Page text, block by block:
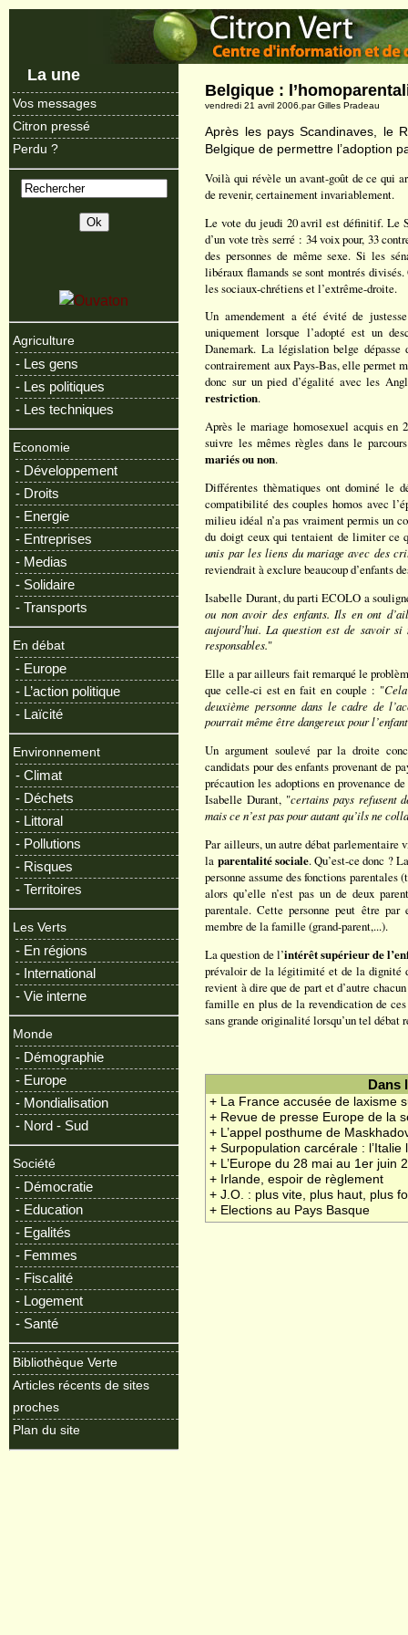
La une
Vos messages
Citron pressé
Perdu ?
Agriculture
- Les gens
- Les politiques
- Les techniques
Economie
- Développement
- Droits
- Energie
- Entreprises
- Medias
- Solidaire
- Transports
En débat
- Europe
- L’action politique
- Laïcité
Environnement
- Climat
- Déchets
- Littoral
- Pollutions
- Risques
- Territoires
Les Verts
- En régions
- International
- Vie interne
Monde
- Démographie
- Europe
- Mondialisation
- Nord - Sud
Société
- Démocratie
- Education
- Egalités
- Femmes
- Fiscalité
- Logement
- Santé
Bibliothèque Verte
Articles récents de sites
proches
Plan du site
Belgique :
vendredi 21 avril 2006.par Gilles Pradeau
Après les pays Scandinaves, le
Belgique de permettre l’adoption
Voilà qui révèle un avant-goût de ce qui
de revenir, certainement invariablement.
Le vote du jeudi 20 avril est définitif. Le
d’un vote très serré : 34 voix pour, 33
des personnes de même sexe. Si les
libéraux flamands se sont montrés
les sociaux-chrétiens et l’extrême-droite.
Un amendement a été évité de
uniquement lorsque l’adopté est un
Danemark. La législation belge
contrairement aux Pays-Bas, elle permet
donc sur un pied d’égalité avec les
restriction.
Après le mariage homosexuel acquis en
suivre les mêmes règles dans le
mariés ou non.
Différentes thèmatiques ont dominé le
compatibilité des couples homos avec
milieu idéal n’a pas vraiment permis un
du doigt ceux qui tentaient de limiter ce
unis par les liens du mariage avec des
reviendrait à exclure beaucoup d’enfants
Isabelle Durant, du parti ECOLO a
ou non avoir des enfants. Ils en ont
aujourd’hui. La question est de savoir
responsables."
Elle a par ailleurs fait remarqué le
que celle-ci est en fait en couple : "
deuxième personne dans le cadre de
pourrait même être dangereux pour
Un argument soulevé par la droite
candidats pour des enfants provenant de
précaution les adoptions en provenance
Isabelle Durant, "certains pays refusent
mais ce n’est pas pour autant qu’ils ne
Par ailleurs, un autre débat parlementaire
la parentalité sociale. Qu’est-ce donc ?
personne assume des fonctions parentales
alors qu’elle n’est pas un de deux
parentale. Cette personne peut être
membre de la famille (grand-parent,...).
La question de l’intérêt supérieur de
prévaloir de la légitimité et de la dignité
revient à dire que de part et d’autre
famille en plus de la revendication de
sans grande originalité lorsqu’un tel débat
Dans
+ La France accusée de laxisme
+ Revue de presse Europe de la
+ L’appel posthume de
+ Surpopulation carcérale :
+ L’Europe du 28 mai au 1er juin
+ Irlande, espoir de règlement
+ J.O. : plus vite, plus haut, plus
+ Elections au Pays Basque